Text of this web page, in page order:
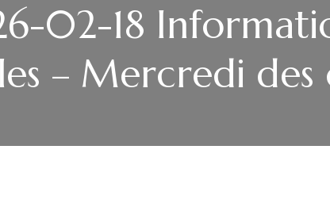
02-18
– Mercredi des